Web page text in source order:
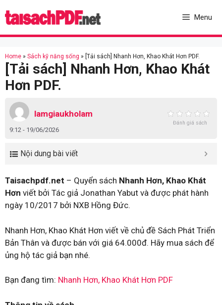
to
Menu
Home » Sách kỹ năng sống » [Tải sách] Nhanh Hơn, Khao Khát Hơn PDF.
[Tải sách] Nhanh Hơn, Khao Khát
Hơn PDF.
lamgiaukholam
9:12 - 19/06/2026
Đánh giá sách
Nội dung bài viết
Taisachpdf.net – Quyển sách Nhanh Hơn, Khao Khát
Hơn viết bởi Tác giả Jonathan Yabut và được phát hành
ngày 10/2017 bởi NXB Hồng Đức.
Nhanh Hơn, Khao Khát Hơn viết về chủ đề Sách Phát Triển
Bản Thân và được bán với giá 64.000đ. Hãy mua sách để
ủng hộ tác giả bạn nhé.
Bạn đang tìm: Nhanh Hơn, Khao Khát Hơn PDF